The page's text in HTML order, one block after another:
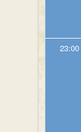
23:00